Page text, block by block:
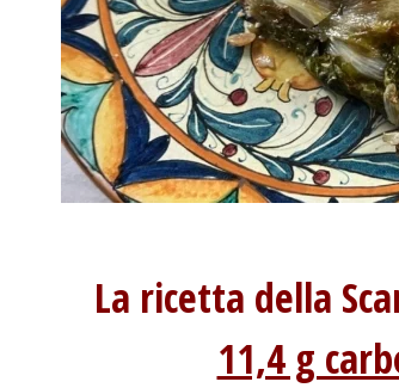
La ricetta della
11,4 g